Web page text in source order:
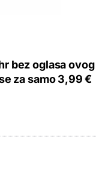
bez oglasa ovog
za samo 3,99 €